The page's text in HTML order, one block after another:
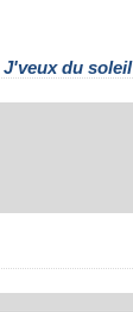
J'veux du soleil